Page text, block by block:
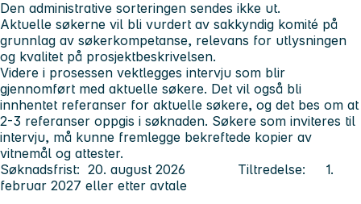
Den administrative sorteringen sendes ikke ut.
Aktuelle søkerne vil bli vurdert av sakkyndig komité på
grunnlag av søkerkompetanse, relevans for utlysningen
og kvalitet på prosjektbeskrivelsen.
Videre i prosessen vektlegges intervju som blir
gjennomført med aktuelle søkere. Det vil også bli
innhentet referanser for aktuelle søkere, og det bes om at
2-3 referanser oppgis i søknaden. Søkere som inviteres til
intervju, må kunne fremlegge bekreftede kopier av
vitnemål og attester.
Søknadsfrist: 20. august 2026 Tiltredelse: 1.
februar 2027 eller etter avtale